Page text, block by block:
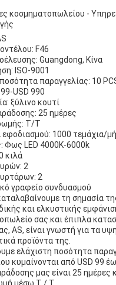
κοσμηματοπωλείου -
F46
Guangdong, Κίνα
ISO-9001
παραγγελίας: 10
USD 990
ξύλινο κουτί
25 ημέρες
T/T
εφοδιασμού: 1000 τεμάχια/
Φως LED 4000K-6000k
κιλά
2
2
γραφείο συνδυασμού
τη σημασία
και ελκυστικής
σας.και έπιπλα
AS, είναι γνωστή για τα
προϊόντα της.
ελάχιστη ποσότητα
κυμαίνονται από USD 99
μας είναι 25 ημέρες